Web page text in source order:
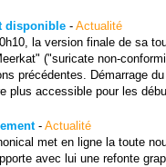
disponible- Actualité
la version finale de sa
("suricate non-
précédentes. Démarrage
plus accessible pour les
- Actualité
met en ligne la toute
avec lui une refonte